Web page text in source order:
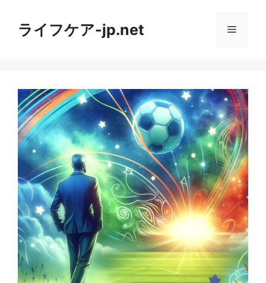
ライフケア-jp.net メ
ュ
ー